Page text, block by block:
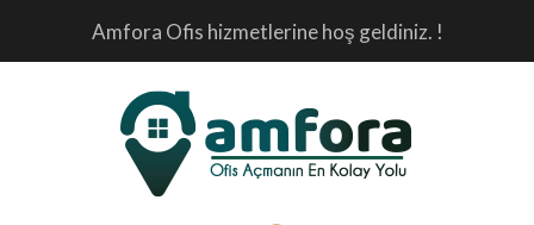
Amfora Ofis hizmetlerine hoş geldiniz. !